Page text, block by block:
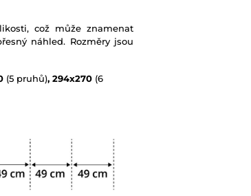
což může znamenat
náhled. Rozměry jsou
(5 pruhů), 294x270 (6